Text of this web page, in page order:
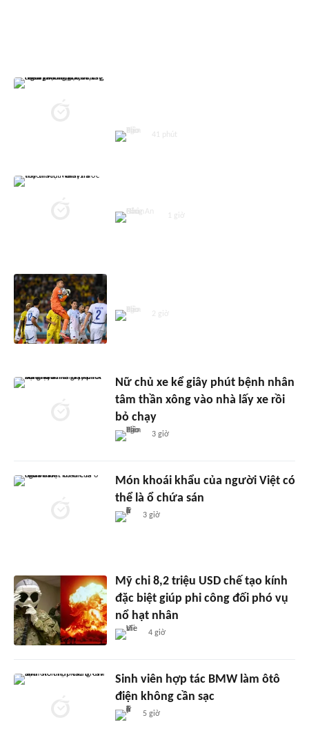
41 phút
1 giờ
2 giờ
Nữ chủ xe kể giây phút bệnh nhân
tâm thần xông vào nhà lấy xe rồi
bỏ chạy
3 giờ
Món khoái khẩu của người Việt có
thể là ổ chứa sán
3 giờ
Mỹ chi 8,2 triệu USD chế tạo kính
đặc biệt giúp phi công đối phó vụ
nổ hạt nhân
4 giờ
Sinh viên hợp tác BMW làm ôtô
điện không cần sạc
5 giờ